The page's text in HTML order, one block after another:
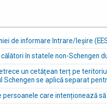
de informare Intrare/Ieșire
în statele non-Schengen
un cetățean terț pe
Schengen se aplică separat
persoanele care intenționează